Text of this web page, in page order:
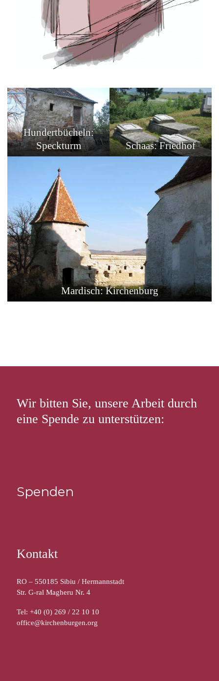
Hundertbücheln:
Speckturm
Schaas: Friedhof
Mardisch: Kirchenburg
Wir bitten Sie, unsere Arbeit durch
eine Spende zu unterstützen:
Spenden
Kontakt
RO – 550185 Sibiu / Hermannstadt
Str. G-ral Magheru Nr. 4
Tel: +40 (0) 269 / 22 10 10
office@kirchenburgen.org